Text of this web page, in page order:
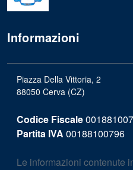
Informazioni
Piazza Della Vittoria, 2
88050 Cerva (CZ)
Codice Fiscale
Partita IVA 00188100796
Le informazioni contenute